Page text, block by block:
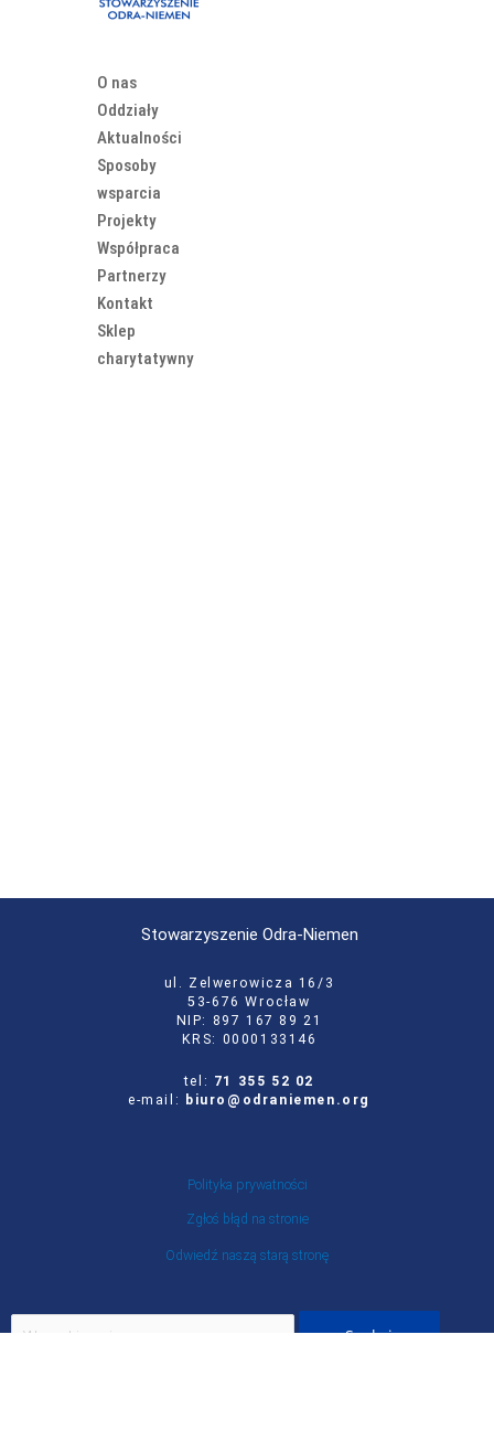
O nas
Oddziały
Aktualności
Sposoby
wsparcia
Projekty
Współpraca
Partnerzy
Kontakt
Sklep
charytatywny
Stowarzyszenie Odra-Niemen
ul. Zelwerowicza 16/3
53-676 Wrocław
NIP: 897 167 89 21
KRS: 0000133146
tel: 71 355 52 02
e-mail:
biuro@odraniemen.org
Polityka prywatności
Zgłoś błąd na stronie
Odwiedź naszą starą stronę
Szukaj
dla: